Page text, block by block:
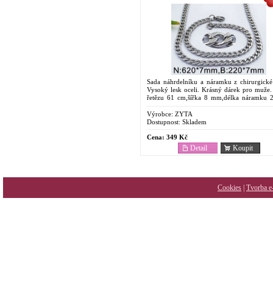
Sada náhrdelníku a náramku z
Vysoký lesk oceli. Krásný dárek pro
řetězu 61 cm,šířka 8 mm,délka náramku
Výrobce: ZYTA
Dostupnost: Skladem
Cena: 349 Kč
Koupit
Detail
Cookies | Tvorba